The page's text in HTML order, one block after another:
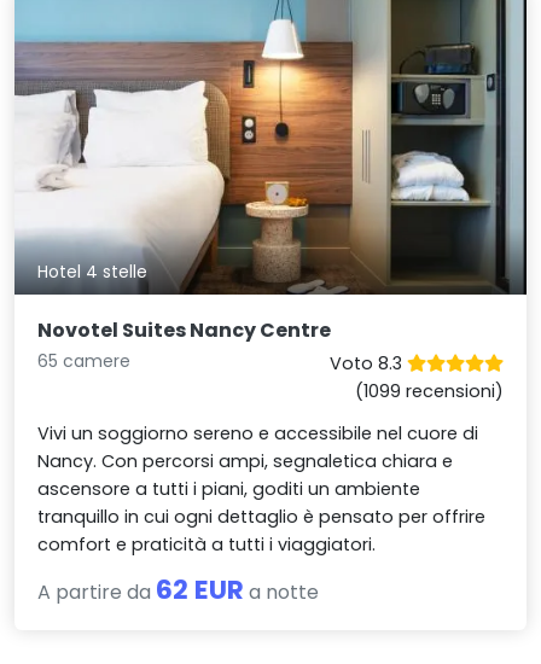
Hotel 4 stelle
Novotel Suites Nancy Centre
65 camere
Voto 8.3
(1099 recensioni)
Vivi un soggiorno sereno e accessibile nel cuore di
Nancy. Con percorsi ampi, segnaletica chiara e
ascensore a tutti i piani, goditi un ambiente
tranquillo in cui ogni dettaglio è pensato per offrire
comfort e praticità a tutti i viaggiatori.
A partire da 62 EUR a notte